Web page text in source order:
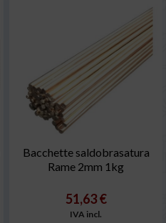
Bacchette saldobrasatura
Rame 2mm 1kg
51,63 €
IVA incl.